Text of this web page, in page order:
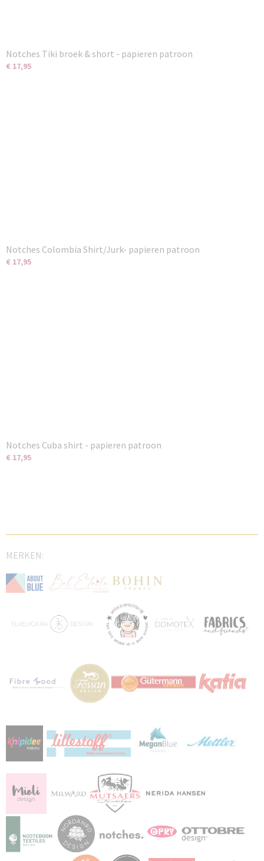
Notches Tiki broek & short - papieren patroon
€ 17,95
Notches Colombia Shirt/Jurk- papieren patroon
€ 17,95
Notches Cuba shirt - papieren patroon
€ 17,95
MERKEN: